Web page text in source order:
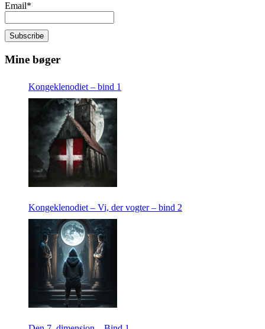
Email*
Mine bøger
Kongeklenodiet – bind 1
Kongeklenodiet – Vi, der vogter – bind 2